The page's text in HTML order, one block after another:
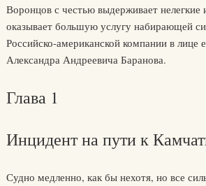
Воронцов с честью выдерживает нелегкие
оказывает большую услугу набирающей
Российско-американской компании в лице
Александра Андреевича Баранова.
Глава 1
Инцидент на пути к
Судно медленно, как бы нехотя, но все